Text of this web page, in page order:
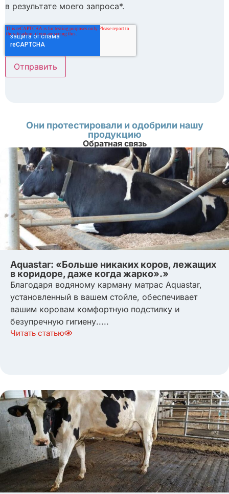
в результате моего запроса*.
Они протестировали и одобрили нашу
продукцию
Обратная связь
Aquastar: «Больше никаких коров, лежащих
в коридоре, даже когда жарко».»
Благодаря водяному карману матрас Aquastar,
установленный в вашем стойле, обеспечивает
вашим коровам комфортную подстилку и
безупречную гигиену.....
Читать статью